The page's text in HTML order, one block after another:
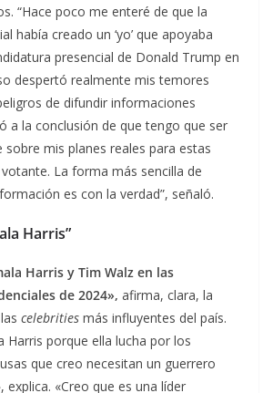
“Hace poco me enteré de que la
había creado un ‘yo’ que apoyaba
presencial de Donald Trump en
despertó realmente mis temores
de difundir informaciones
a la conclusión de que tengo que ser
mis planes reales para estas
La forma más sencilla de
es con la verdad”, señaló.
Harris”
Harris y Tim Walz en las
de 2024», afirma, clara, la
celebrities más influyentes del país.
Harris porque ella lucha por los
que creo necesitan un guerrero
explica. «Creo que es una líder